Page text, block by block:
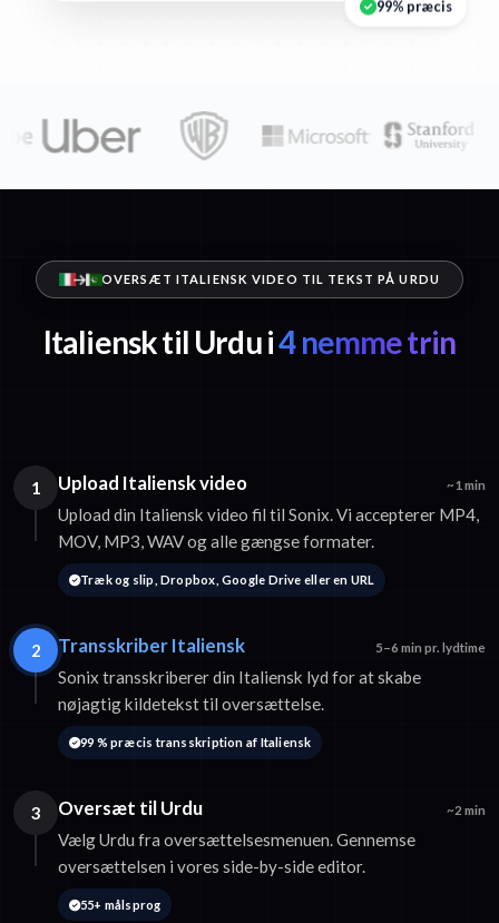
99% præcis
OVERSÆT ITALIENSK VIDEO TIL TEKST PÅ URDU
Italiensk til Urdu i4 nemme trin
1 Upload Italiensk video ~1 min
Upload din Italiensk video fil til Sonix. Vi accepterer MP4,
MOV, MP3, WAV og alle gængse formater.
Træk og slip, Dropbox, Google Drive eller en URL
2 Transskriber Italiensk 5–6 min pr. lydtime
Sonix transskriberer din Italiensk lyd for at skabe
nøjagtig kildetekst til oversættelse.
99 % præcis transskription af Italiensk
3 Oversæt til Urdu ~2 min
Vælg Urdu fra oversættelsesmenuen. Gennemse
oversættelsen i vores side-by-side editor.
55+ målsprog